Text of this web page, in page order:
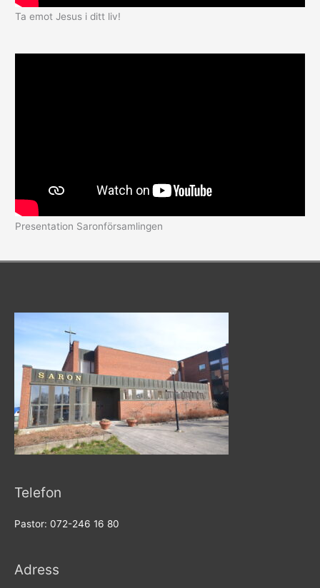
Ta emot Jesus i ditt liv!
Presentation Saronförsamlingen
Telefon
Pastor: 072-246 16 80
Adress